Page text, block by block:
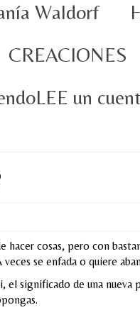
Waldorf
CREACIONES
un
hacer cosas, pero con
se enfada o quiere
significado de una nueva